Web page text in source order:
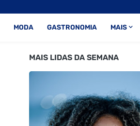
MODA GASTRONOMIA MAIS
MAIS LIDAS DA SEMANA